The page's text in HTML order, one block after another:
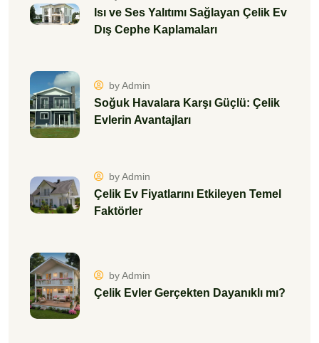
Isı ve Ses Yalıtımı Sağlayan Çelik Ev
Dış Cephe Kaplamaları
by Admin
Soğuk Havalara Karşı Güçlü: Çelik
Evlerin Avantajları
by Admin
Çelik Ev Fiyatlarını Etkileyen Temel
Faktörler
by Admin
Çelik Evler Gerçekten Dayanıklı mı?